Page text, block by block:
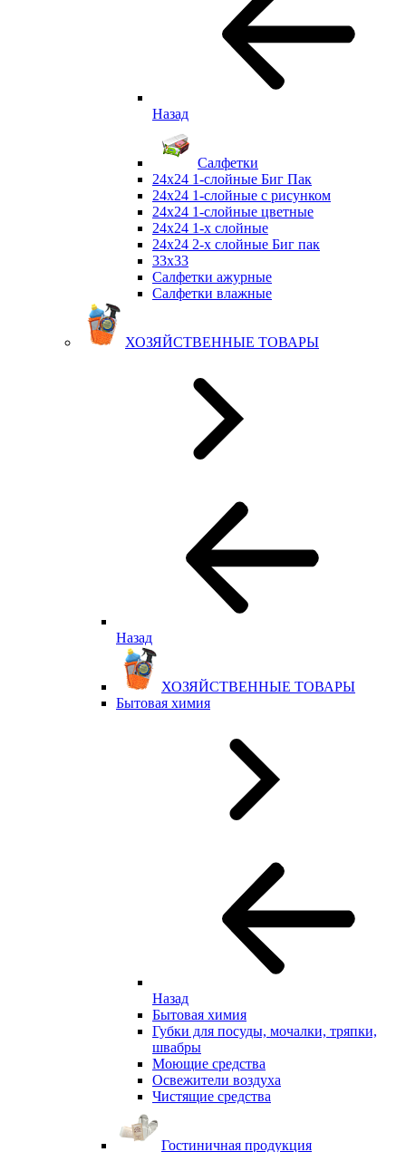
Назад
Салфетки
24х24 1-слойные Биг Пак
24х24 1-слойные с рисунком
24х24 1-слойные цветные
24х24 1-х слойные
24х24 2-х слойные Биг пак
33х33
Салфетки ажурные
Салфетки влажные
ХОЗЯЙСТВЕННЫЕ ТОВАРЫ
Назад
ХОЗЯЙСТВЕННЫЕ ТОВАРЫ
Бытовая химия
Назад
Бытовая химия
Губки для посуды, мочалки, тряпки,
швабры
Моющие средства
Освежители воздуха
Чистящие средства
Гостиничная продукция